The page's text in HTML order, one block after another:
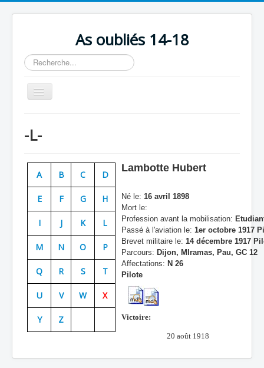
As oubliés 14-18
Rechercher
Basculer
la
Chronologie
Escadrilles
Organisation
Avions
Personnels
Doctrines
Batailles
Les As
Cahiers des As
-L-
A B C D
E F G H
I J K L
M N O P
Q R S T
U V W X
Y Z
Lambotte Hubert
Né le: 16 avril 1898
Mort le:
Profession avant la mobilisation:
Passé à l'aviation le: 1er octobre 1917
Brevet militaire le: 14 décembre 1917
Parcours: Dijon, MIramas, Pau, GC 12
Affectations: N 26
Pilote
Victoire:
20 août 1918